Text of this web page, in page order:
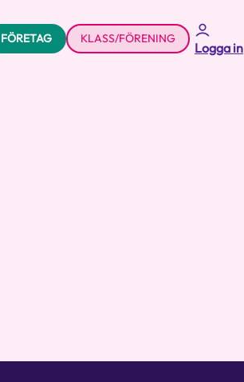
FÖRETAG KLASS/FÖRENING
Logga in